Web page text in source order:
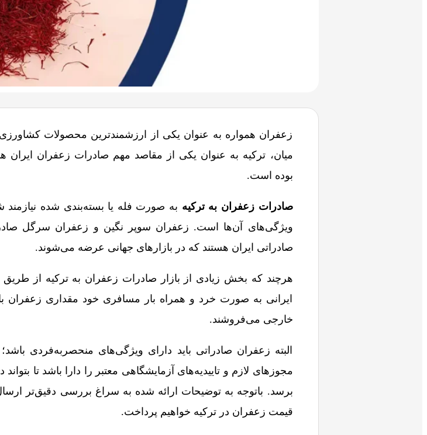
زعفران همواره به عنوان یکی از ارزشمندترین محصولات
میان، ترکیه به عنوان یکی از مقاصد مهم صادرات زعفران ایران
بوده است.
صادرات زعفران به ترکیه به صورت فله یا بسته‌بندی شده
ویژگی‌های آن‌ها است. زعفران سوپر نگین و زعفران سرگل
صادراتی ایران هستند که در بازارهای جهانی عرضه می‌شوند.
هرچند که بخش زیادی از بازار صادرات زعفران به ترکیه از
ایرانی به صورت خرد و همراه بار مسافری خود مقداری زعفران
خارجی می‌فروشند.
البته زعفران صادراتی باید دارای ویژگی‌های منحصربه‌فردی
مجوزهای لازم و تاییدیه‌های آزمایشگاهی معتبر را دارا باشد تا
برسد. باتوجه به توضیحات ارائه شده به سراغ بررسی دقیق‌تر
قیمت زعفران در ترکیه خواهیم پرداخت.